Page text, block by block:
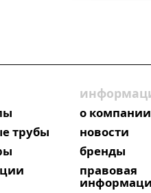
трубы
о компании
новости
бренды
правовая